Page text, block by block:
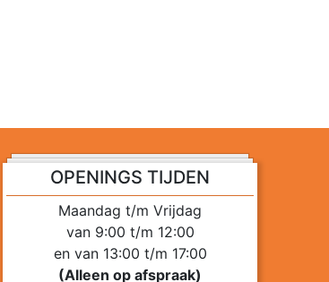
OPENINGS TIJDEN
Maandag t/m Vrijdag
van 9:00 t/m 12:00
en van 13:00 t/m 17:00
(Alleen op afspraak)